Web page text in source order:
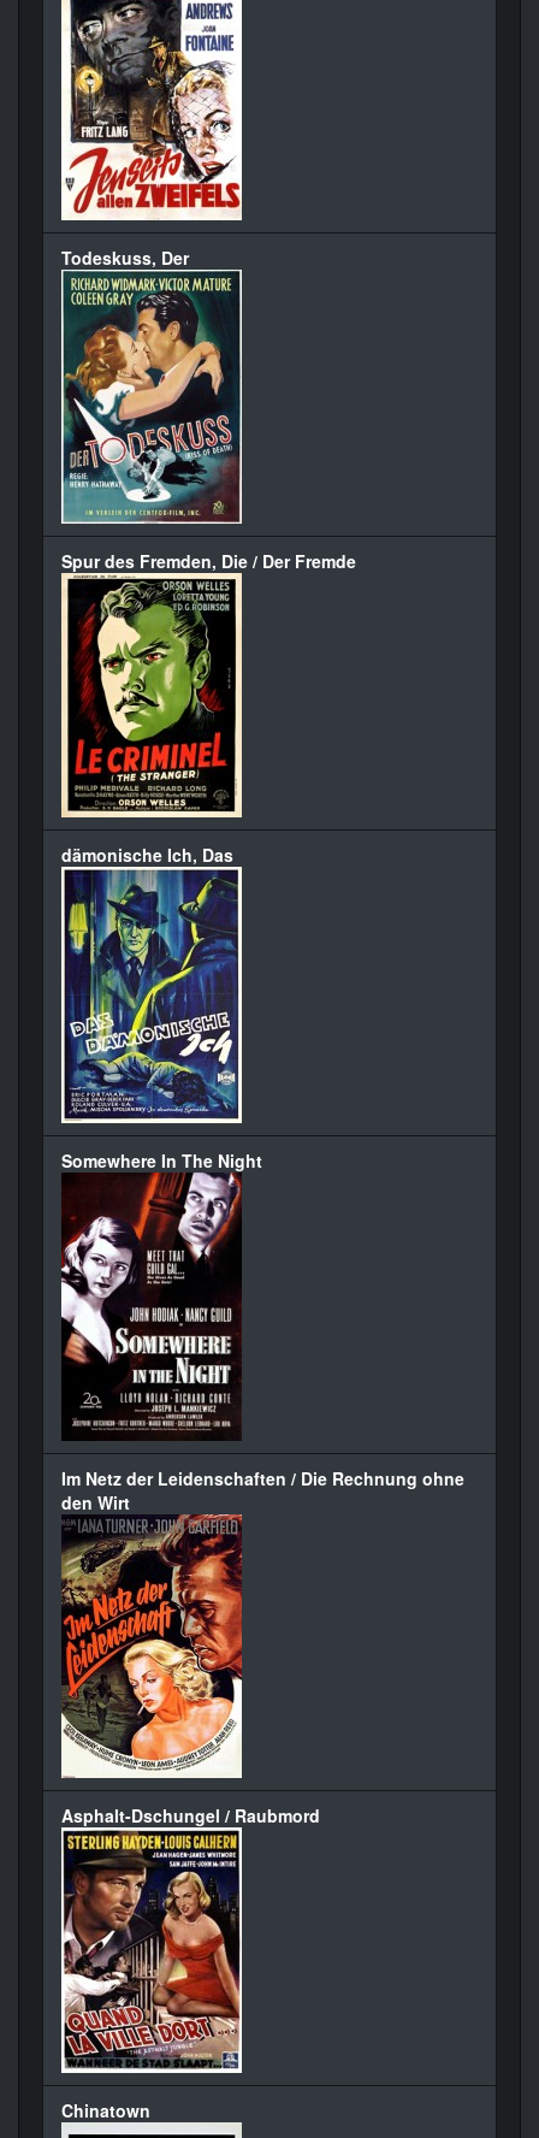
Todeskuss, Der
Spur des Fremden, Die / Der Fremde
dämonische Ich, Das
Somewhere In The Night
Im Netz der Leidenschaften / Die Rechnung ohne
den Wirt
Asphalt-Dschungel / Raubmord
Chinatown